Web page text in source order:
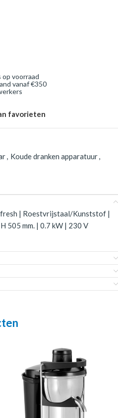
voorraad
vanaf €350
favorieten
, Koude dranken apparatuur,
| Roestvrijstaal/Kunststof |
505 mm. | 0.7 kW | 230 V